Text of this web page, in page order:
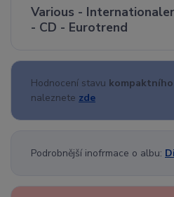
Various -
- CD - Eurotrend
Hodnocení stavu
naleznete zde
Podrobnější inofrmace o albu: